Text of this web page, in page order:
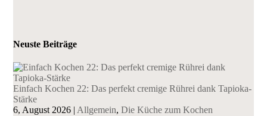
Neuste Beiträge
Einfach Kochen 22: Das perfekt cremige Rührei dank Tapioka-
Stärke
6, August 2026 | Allgemein,Die Küche zum Kochen